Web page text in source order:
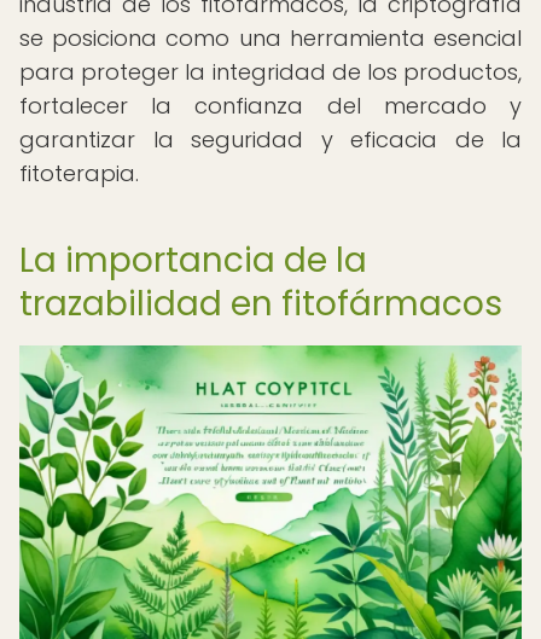
se posiciona como una herramienta esencial
para proteger la integridad de los productos,
fortalecer la confianza del mercado y
garantizar la seguridad y eficacia de la
fitoterapia.
La importancia de la
trazabilidad en fitofármacos